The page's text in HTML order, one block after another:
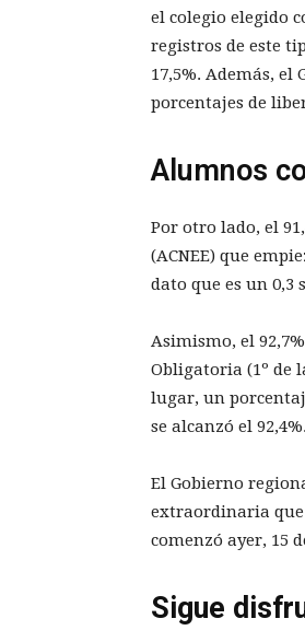
el colegio elegido
registros de este
17,5%. Además,
porcentajes de
Alumnos
Por otro lado, el
(ACNEE) que
dato que es un 0,3
Asimismo, el
Obligatoria (1º de
lugar, un
se alcanzó el 92,4%.
El Gobierno
extraordinaria que
comenzó ayer, 15
Sigue